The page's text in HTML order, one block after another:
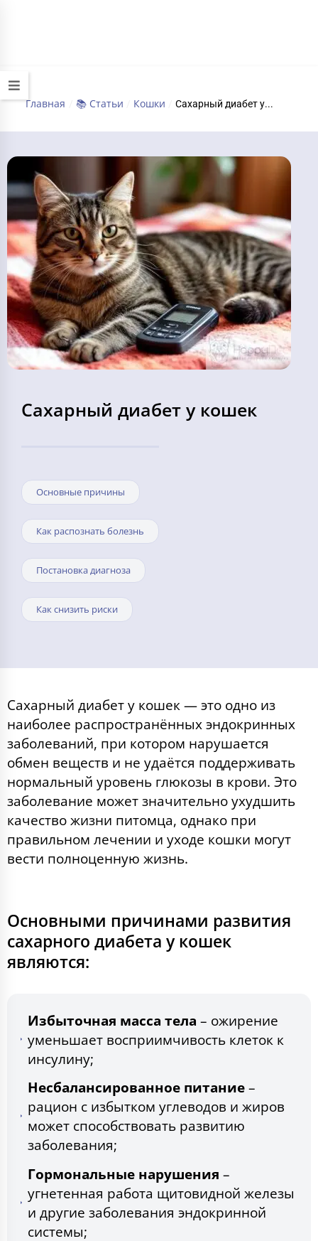
Главная 📚 Статьи Кошки Сахарный диабет у...
Сахарный диабет у кошек
Основные причины
Как распознать болезнь
Постановка диагноза
Как снизить риски
Сахарный диабет у кошек — это одно из
наиболее распространённых эндокринных
заболеваний, при котором нарушается
обмен веществ и не удаётся поддерживать
нормальный уровень глюкозы в крови. Это
заболевание может значительно ухудшить
качество жизни питомца, однако при
правильном лечении и уходе кошки могут
вести полноценную жизнь.
Основными причинами развития
сахарного диабета у кошек
являются:
Избыточная масса тела– ожирение
уменьшает восприимчивость клеток к
инсулину;
Несбалансированное питание –
рацион с избытком углеводов и жиров
может способствовать развитию
заболевания;
Гормональные нарушения–
угнетенная работа щитовидной железы
и другие заболевания эндокринной
системы;